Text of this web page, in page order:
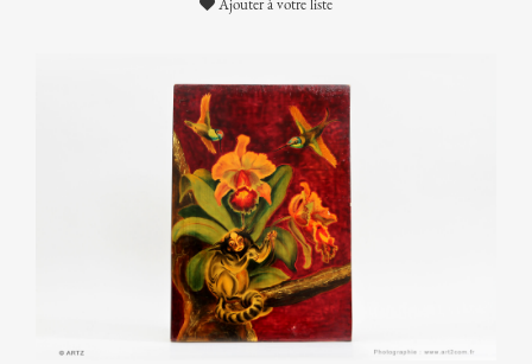
Ajouter à votre liste